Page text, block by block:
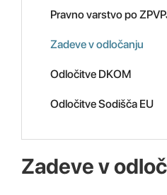
Zadeve v
Pravno varstvo po
Zadeve v odločanju
Odločitve DKOM
Odločitve Sodišča EU